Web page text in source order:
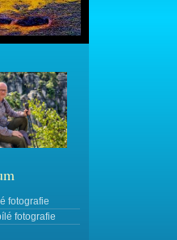
fotografie
fotografie